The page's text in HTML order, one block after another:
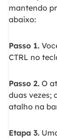
mantendo
abaixo:
Passo 1.
CTRL no
Passo 2.O
duas vezes;
atalho na
Etapa 3.